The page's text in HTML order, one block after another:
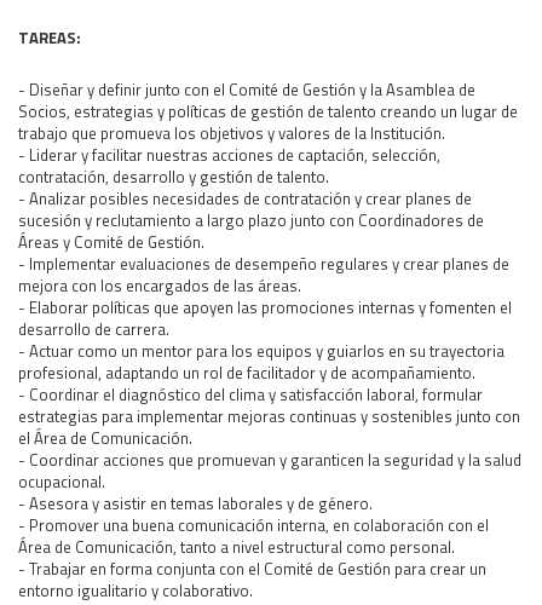
TAREAS:
- Diseñar y definir junto con el Comité de Gestión y la Asamblea de
Socios, estrategias y políticas de gestión de talento creando un lugar de
trabajo que promueva los objetivos y valores de la Institución.
- Liderar y facilitar nuestras acciones de captación, selección,
contratación, desarrollo y gestión de talento.
- Analizar posibles necesidades de contratación y crear planes de
sucesión y reclutamiento a largo plazo junto con Coordinadores de
Áreas y Comité de Gestión.
- Implementar evaluaciones de desempeño regulares y crear planes de
mejora con los encargados de las áreas.
- Elaborar políticas que apoyen las promociones internas y fomenten el
desarrollo de carrera.
- Actuar como un mentor para los equipos y guiarlos en su trayectoria
profesional, adaptando un rol de facilitador y de acompañamiento.
- Coordinar el diagnóstico del clima y satisfacción laboral, formular
estrategias para implementar mejoras continuas y sostenibles junto con
el Área de Comunicación.
- Coordinar acciones que promuevan y garanticen la seguridad y la salud
ocupacional.
- Asesora y asistir en temas laborales y de género.
- Promover una buena comunicación interna, en colaboración con el
Área de Comunicación, tanto a nivel estructural como personal.
- Trabajar en forma conjunta con el Comité de Gestión para crear un
entorno igualitario y colaborativo.